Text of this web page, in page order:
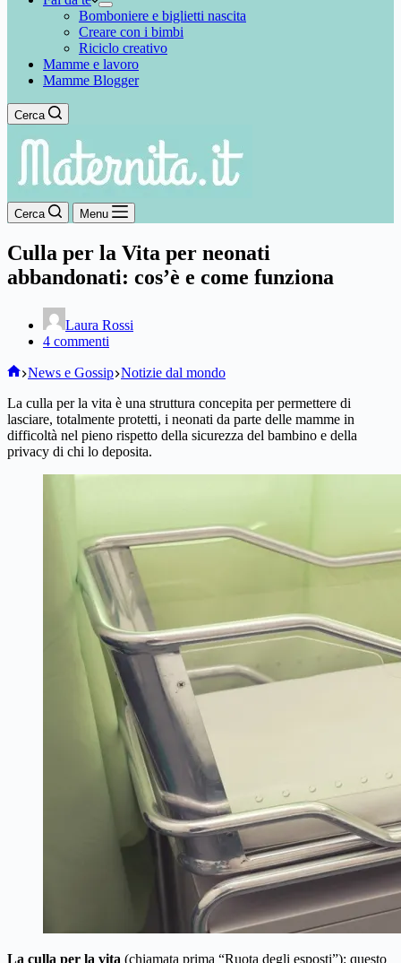
Bomboniere e biglietti nascita
Creare con i bimbi
Riciclo creativo
Mamme e lavoro
Mamme Blogger
Cerca
Cerca Menu
Culla per la Vita per neonati
abbandonati: cos’è e come funziona
Laura Rossi
4 commenti
Home
News e Gossip Notizie dal mondo
La culla per la vita è una struttura concepita per permettere di
lasciare, totalmente protetti, i neonati da parte delle mamme in
difficoltà nel pieno rispetto della sicurezza del bambino e della
privacy di chi lo deposita.
La culla per la vita (chiamata prima “Ruota degli esposti”): questo